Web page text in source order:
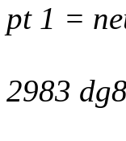
pt 1 =
2983